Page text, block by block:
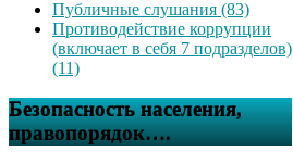
Публичные слушания (83)
Противодействие коррупции
(включает в себя 7 подразделов)
(11)
Безопасность населения,
правопорядок….